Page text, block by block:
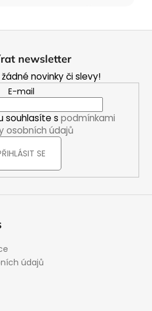
newsletter
novinky či slevy!
E-mail
souhlasíte s podmínkami
osobních údajů
SE
údajů